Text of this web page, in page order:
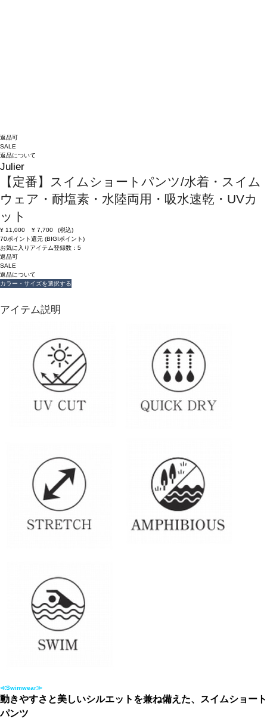
返品可
SALE
返品について
Julier
【定番】スイムショートパンツ/水着・スイム
ウェア・耐塩素・水陸両用・吸水速乾・UVカ
ット
¥ 11,000 ¥ 7,700
(税込)
70ポイント還元 (BIGIポイント)
お気に入りアイテム登録数： 5
返品可
SALE
返品について
カラー・サイズを選択する
アイテム説明
≪Swimwear≫
動きやすさと美しいシルエットを兼ね備えた、スイムショート
パンツ